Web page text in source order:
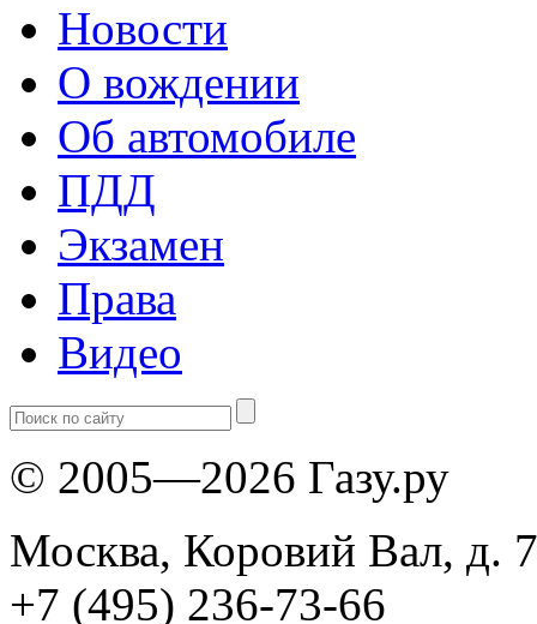
Новости
О вождении
Об автомобиле
ПДД
Экзамен
Права
Видео
© 2005—2026 Газу.ру
Москва, Коровий Вал, д.
+7 (495) 236-73-66